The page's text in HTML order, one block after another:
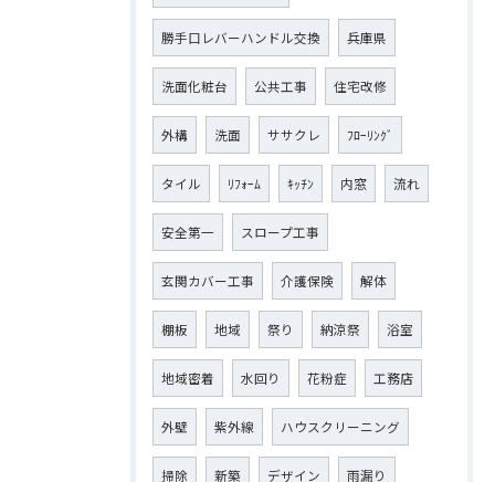
勝手口レバーハンドル交換 兵庫県
洗面化粧台 公共工事 住宅改修
外構 洗面 ササクレ ﾌﾛｰﾘﾝｸﾞ
タイル ﾘﾌｫｰﾑ ｷｯﾁﾝ 内窓 流れ
安全第一 スロープ工事
玄関カバー工事 介護保険 解体
棚板 地域 祭り 納涼祭 浴室
地域密着 水回り 花粉症 工務店
外壁 紫外線 ハウスクリーニング
掃除 新築 デザイン 雨漏り